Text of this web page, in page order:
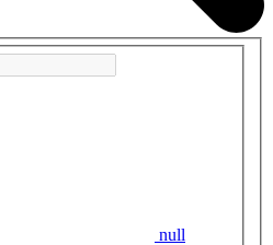
null